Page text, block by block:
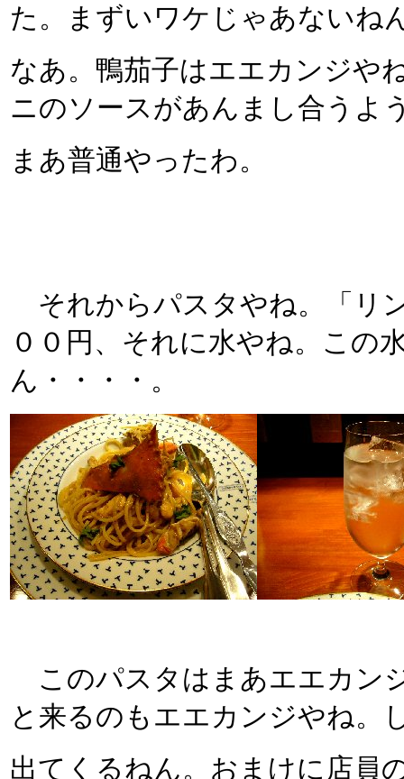
た。まずいワケじゃあないね
なあ。鴨茄子はエエカンジや
ニのソースがあんまし合うよ
まあ普通やったわ。
それからパスタやね。「リ
００円、それに水やね。この
ん・・・・。
このパスタはまあエエカン
と来るのもエエカンジやね。
出てくるねん。おまけに店員